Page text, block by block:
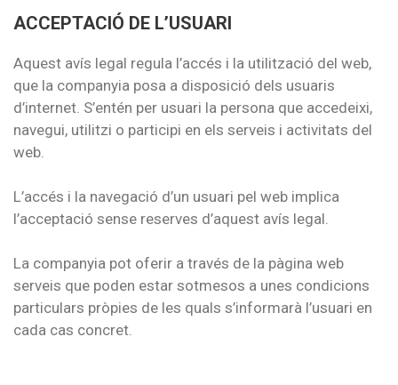
ACCEPTACIÓ DE L’USUARI
Aquest avís legal regula l’accés i la utilització del web,
que la companyia posa a disposició dels usuaris
d’internet. S’entén per usuari la persona que accedeixi,
navegui, utilitzi o participi en els serveis i activitats del
web.
L’accés i la navegació d’un usuari pel web implica
l’acceptació sense reserves d’aquest avís legal.
La companyia pot oferir a través de la pàgina web
serveis que poden estar sotmesos a unes condicions
particulars pròpies de les quals s’informarà l’usuari en
cada cas concret.